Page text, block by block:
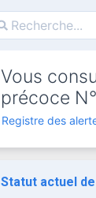
Vous
précoce
Registre des
Statut actuel